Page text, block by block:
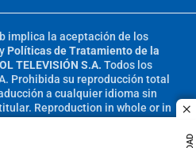
implica la aceptación de los
Políticas de Tratamiento de la
TELEVISIÓN S.A. Todos los
Prohibida su reproducción total
a cualquier idioma sin
Reproduction in whole or in